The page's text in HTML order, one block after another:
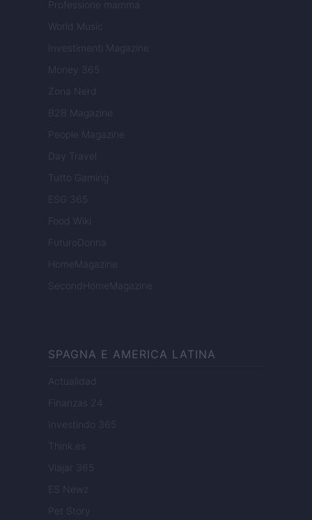
Professione mamma
World Music
Investimenti Magazine
Money 365
Zona Nerd
B2B Magazine
People Magazine
Day Travel
Tutto Gaming
ESG 365
Food Wiki
FuturoDonna
HomeMagazine
SecondHomeMagazine
SPAGNA E AMERICA LATINA
Actualidad
Finanzas 24
Investindo 365
Think.es
Viajar 365
ES Newz
Pet Story